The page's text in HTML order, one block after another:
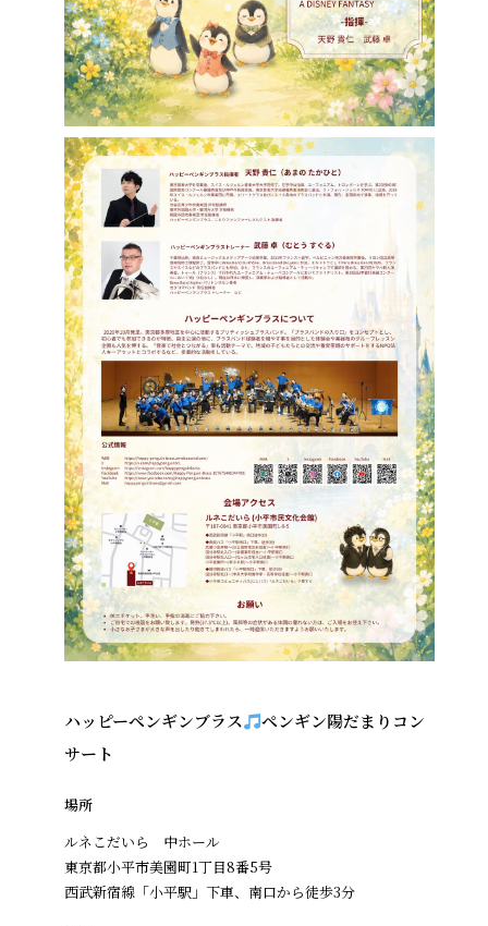
ハッピーペンギンブラス
ペンギン陽だまりコン
サート
場所
ルネこだいら 中ホール
東京都小平市美園町1丁目8番5号
西武新宿線「小平駅」下車、南口から徒歩3分